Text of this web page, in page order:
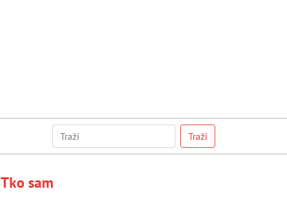
Traži
Tko sam